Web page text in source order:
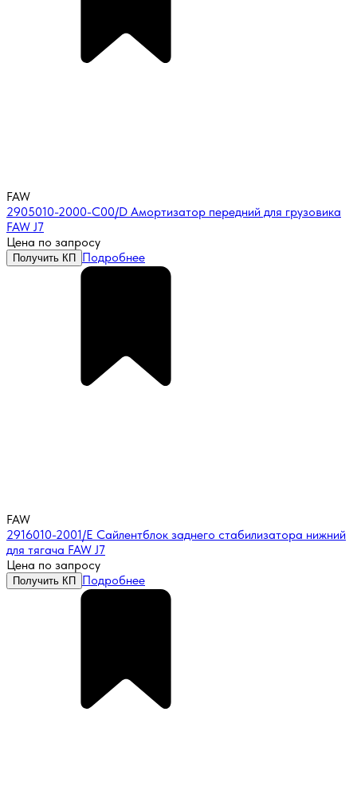
FAW
2905010-2000-C00/D Амортизатор передний для грузовика
FAW J7
Цена по запросу
Получить КП Подробнее
FAW
2916010-2001/E Сайлентблок заднего стабилизатора нижний
для тягача FAW J7
Цена по запросу
Получить КП Подробнее